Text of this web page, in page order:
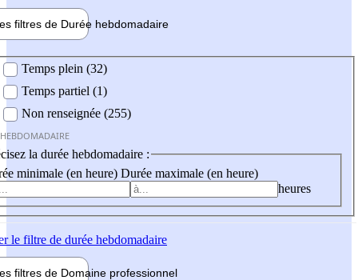
filtres de Durée hebdomadaire
Temps plein (32)
Temps partiel (1)
Non renseignée (255)
la durée hebdomadaire :
minimale (en heure) Durée maximale (en heure)
heures
le filtre de durée hebdomadaire
filtres de Domaine professionnel